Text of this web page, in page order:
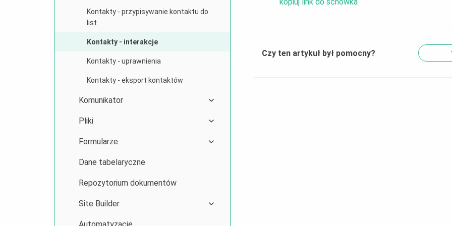
Kontakty - przypisywanie kontaktu do
list
Kontakty - interakcje
Kontakty - uprawnienia
Kontakty - eksport kontaktów
Komunikator
Pliki
Formularze
Dane tabelaryczne
Repozytorium dokumentów
Site Builder
Czy ten artykuł był pomocny?